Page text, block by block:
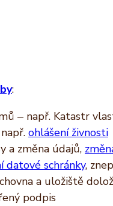
:
– např. Katastr
ohlášení živnosti
a změna údajů,
datové schránky,
a uložiště
podpis